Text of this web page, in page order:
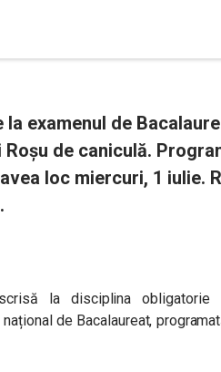
examenul de
de caniculă.
loc miercuri, 1 iulie.
la disciplina obligatorie
de Bacalaureat,